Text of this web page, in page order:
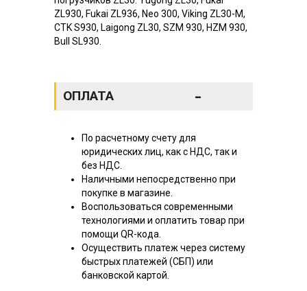
ZL930, Fukai ZL936, Neo 300, Viking ZL30-M,
CTK S930, Laigong ZL30, SZM 930, HZM 930,
Bull SL930.
ОПЛАТА -
По расчетному счету для
юридических лиц, как с НДС, так и
без НДС.
Наличными непосредственно при
покупке в магазине.
Воспользоваться современными
технологиями и оплатить товар при
помощи QR-кода.
Осуществить платеж через систему
быстрых платежей (СБП) или
банковской картой.